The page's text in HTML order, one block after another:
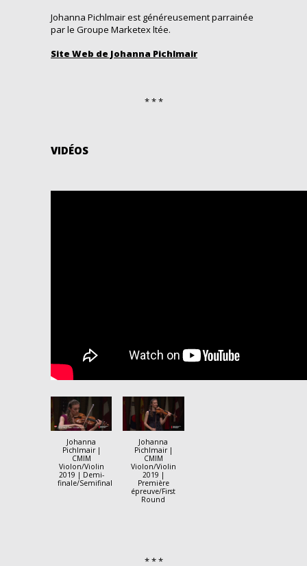
Johanna Pichlmairest généreusement parrainée
par le Groupe Marketexltée.
Site Web de Johanna Pichlmair
* * *
VIDÉOS
Johanna
Pichlmair |
CMIM
Violon/Violin
2019 | Demi-
finale/Semifinal
Johanna
Pichlmair |
CMIM
Violon/Violin
2019 |
Première
épreuve/First
Round
* * *